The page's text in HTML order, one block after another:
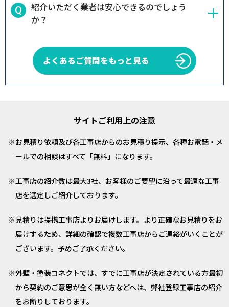
紹介いただく業者は安心できるのでしょう
か？
よくあるご質問をもっと見る
サイトご利用上の注意
お見積り依頼及び各工事店からのお見積り提示、各種お電話・メ
ールでの相談はすべて「無料」になります。
工事店の紹介数は最大3社、お客様のご要望に沿って最適な工事
店を選定しご紹介しております。
見積りは提携工事店よりお届けします。より正確なお見積りをお
届けするため、詳細の確認で複数工事店からご連絡がいくことが
ございます。予めご了承ください。
外壁・塗装コネクトでは、すでに工事店が決定されている方最初
から契約のご意思が全く無い方などへは、弊社登録工事店の紹介
をお断りしております。